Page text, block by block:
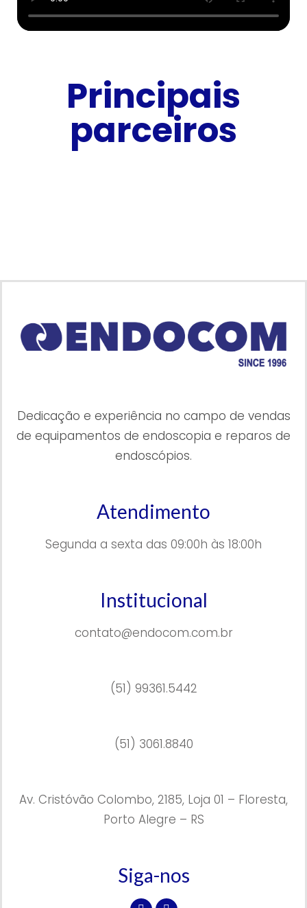
Principais
parceiros
Dedicação e experiência no campo de vendas
de equipamentos de endoscopia e reparos de
endoscópios.
Atendimento
Segunda a sexta das 09:00h às 18:00h
Institucional
contato@endocom.com.br
(51) 99361.5442
(51) 3061.8840
Av. Cristóvão Colombo, 2185, Loja 01 – Floresta,
Porto Alegre – RS
Siga-nos